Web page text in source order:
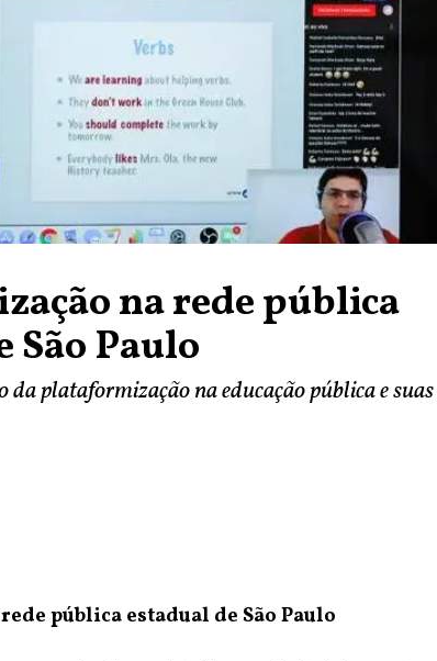
na rede pública
São Paulo
da plataformização na educação pública e suas
pública estadual de São Paulo